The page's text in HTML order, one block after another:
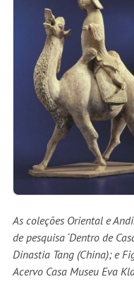
As coleções Oriental e
de pesquisa ‘Dentro de
Dinastia Tang (China); e
Acervo Casa Museu Eva